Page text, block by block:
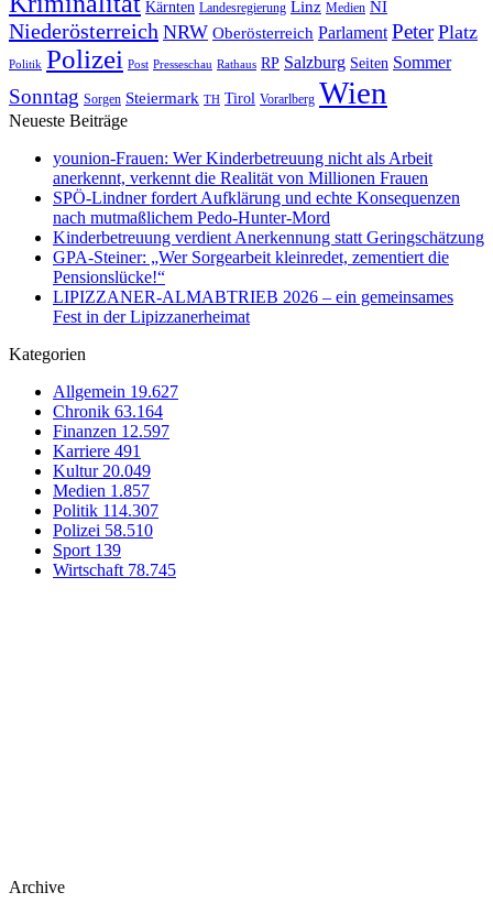
Kärnten Landesregierung Linz Medien NI
Niederösterreich NRW Oberösterreich Parlament Peter Platz
Politik Polizei Post Presseschau Rathaus RP Salzburg Seiten Sommer
Sonntag Sorgen Steiermark TH Tirol Vorarlberg Wien
Neueste Beiträge
younion-Frauen: Wer Kinderbetreuung nicht als Arbeit
anerkennt, verkennt die Realität von Millionen Frauen
SPÖ-Lindner fordert Aufklärung und echte Konsequenzen
nach mutmaßlichem Pedo-Hunter-Mord
Kinderbetreuung verdient Anerkennung statt Geringschätzung
GPA-Steiner: „Wer Sorgearbeit kleinredet, zementiert die
Pensionslücke!“
LIPIZZANER-ALMABTRIEB 2026 – ein gemeinsames
Fest in der Lipizzanerheimat
Kategorien
Allgemein 19.627
Chronik 63.164
Finanzen 12.597
Karriere 491
Kultur20.049
Medien 1.857
Politik 114.307
Polizei 58.510
Sport 139
Wirtschaft 78.745
Archive